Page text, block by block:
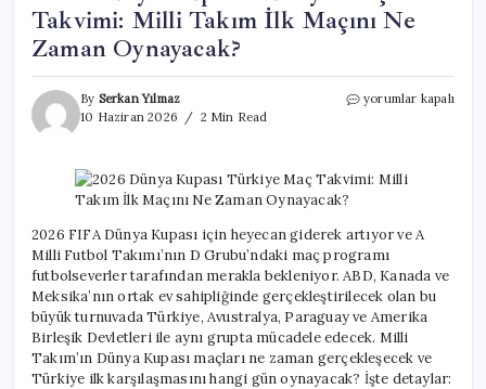
Takvimi: Milli Takım İlk Maçını Ne
Zaman Oynayacak?
By Serkan Yılmaz
10 Haziran 2026
2 Min Read
2026
Maç
Takvimi:
İlk
Maçını
Ne
Zaman
Oynayacak?
için
yorumlar kapalı
2026 FIFA Dünya Kupası için heyecan giderek artıyor ve A
Milli Futbol Takımı’nın D Grubu’ndaki maç programı
futbolseverler tarafından merakla bekleniyor. ABD, Kanada ve
Meksika’nın ortak ev sahipliğinde gerçekleştirilecek olan bu
büyük turnuvada Türkiye, Avustralya, Paraguay ve Amerika
Birleşik Devletleri ile aynı grupta mücadele edecek. Milli
Takım’ın Dünya Kupası maçları ne zaman gerçekleşecek ve
Türkiye ilk karşılaşmasını hangi gün oynayacak? İşte detaylar: